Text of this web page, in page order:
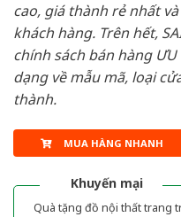
cao, giá thành rẻ nhất
khách hàng. Trên hết,
chính sách bán hàng
dạng về mẫu mã, loại
thành.
MUA HÀNG NHANH
Khuyến mại
Quà tặng đồ nội thất trang